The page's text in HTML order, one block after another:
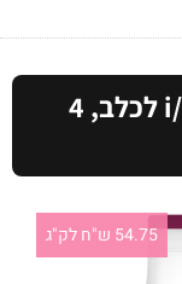
i/d | Hill's Prescription Diet לכלב, 4
54.75 ש"ח לק"ג